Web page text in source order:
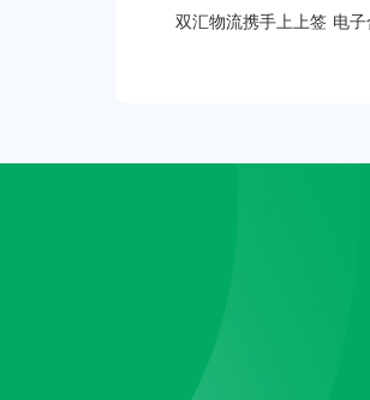
双汇物流携手上上签 电子合同助力公路冷藏物流